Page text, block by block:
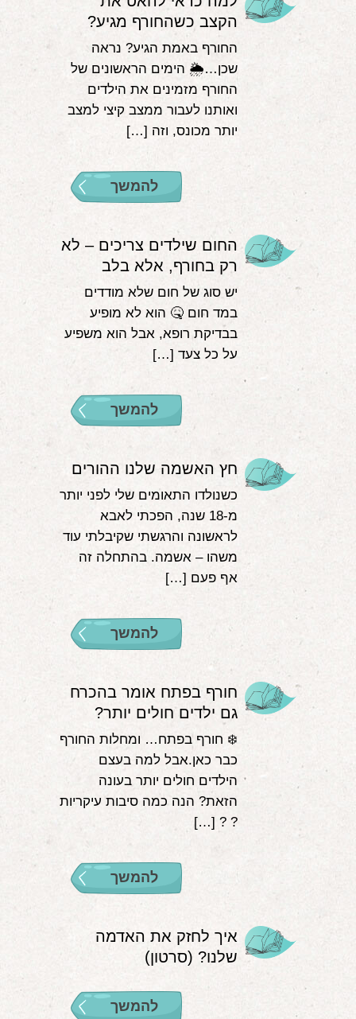
הקצב כשהחורף מגיע?
החורף באמת הגיע? נראה
שכן…🌦 הימים הראשונים של
החורף מזמינים את הילדים
ואותנו לעבור ממצב קיצי למצב
יותר מכונס, וזה […]
להמשך
החום שילדים צריכים – לא
רק בחורף, אלא בלב
יש סוג של חום שלא מודדים
במד חום 🤒 הוא לא מופיע
בבדיקת רופא, אבל הוא משפיע
על כל צעד […]
להמשך
חץ האשמה שלנו ההורים
כשנולדו התאומים שלי לפני יותר
מ-18 שנה, הפכתי לאבא
לראשונה והרגשתי שקיבלתי עוד
משהו – אשמה. בהתחלה זה
אף פעם […]
להמשך
חורף בפתח אומר בהכרח
גם ילדים חולים יותר?
❄️ חורף בפתח… ומחלות החורף
כבר כאן.אבל למה בעצם
הילדים חולים יותר בעונה
הזאת? הנה כמה סיבות עיקריות
? ? […]
להמשך
איך לחזק את האדמה
שלנו? (סרטון)
להמשך